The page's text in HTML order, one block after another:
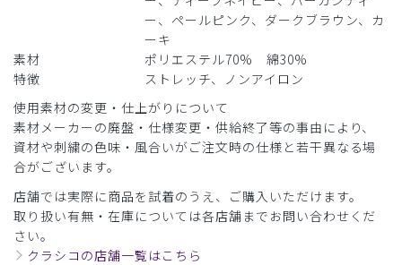
ご購入者様
年齢:40代 身長:161-165cm 体重:
着用感や動き易さなどとても良かったです。色違いも買おう
と思います
ィープネイビー/M
ー、ペールピンク、ダークブラウン、カ
ーキ
素材
ポリエステル70% 綿30%
特徴
ストレッチ、ノンアイロン
使用素材の変更・仕上がりについて
素材メーカーの廃盤・仕様変更・供給終了等の事由により、
資材や刺繍の色味・風合いがご注文時の仕様と若干異なる場
合がございます。
店舗では実際に商品を試着のうえ、ご購入いただけます。
取り扱い有無・在庫については各店舗までお問い合わせくだ
さい。
クラシコの店舗一覧はこちら